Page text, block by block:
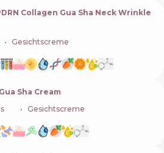
Collagen Gua Sha Neck Wrinkle
Gesichtscreme
Sha Cream
Gesichtscreme